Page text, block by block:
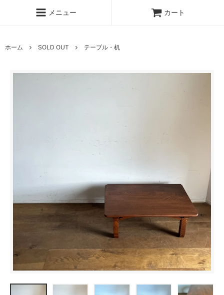
メニュー カート
ホーム SOLD OUT テーブル・机